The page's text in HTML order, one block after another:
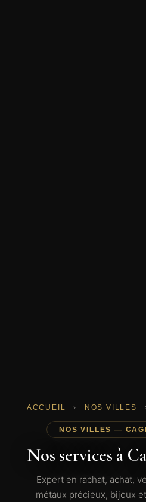
ACCUEIL › NOS VILLES
NOS VILLES —
Nos services à
Expert en rachat, achat,
métaux précieux, bijoux